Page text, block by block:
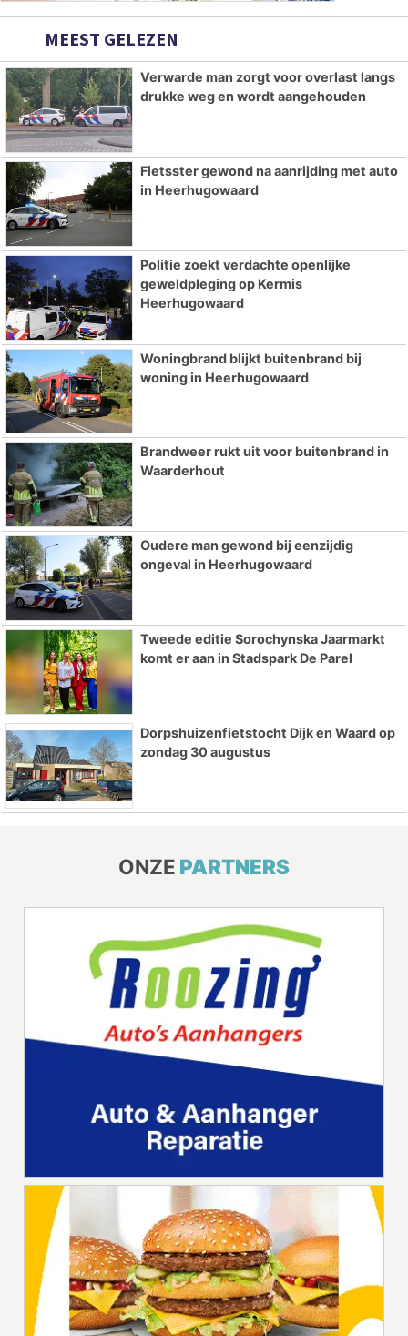
MEEST GELEZEN
Verwarde man zorgt voor overlast langs
drukke weg en wordt aangehouden
Fietsster gewond na aanrijding met auto
in Heerhugowaard
Politie zoekt verdachte openlijke
geweldpleging op Kermis
Heerhugowaard
Woningbrand blijkt buitenbrand bij
woning in Heerhugowaard
Brandweer rukt uit voor buitenbrand in
Waarderhout
Oudere man gewond bij eenzijdig
ongeval in Heerhugowaard
Tweede editie Sorochynska Jaarmarkt
komt er aan in Stadspark De Parel
Dorpshuizenfietstocht Dijk en Waard op
zondag 30 augustus
ONZE PARTNERS